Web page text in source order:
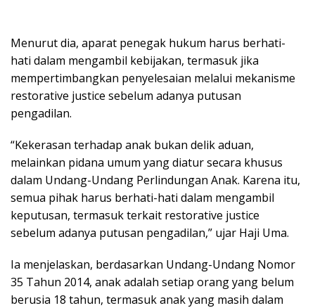
Menurut dia, aparat penegak hukum harus berhati-
hati dalam mengambil kebijakan, termasuk jika
mempertimbangkan penyelesaian melalui mekanisme
restorative justice sebelum adanya putusan
pengadilan.
“Kekerasan terhadap anak bukan delik aduan,
melainkan pidana umum yang diatur secara khusus
dalam Undang-Undang Perlindungan Anak. Karena itu,
semua pihak harus berhati-hati dalam mengambil
keputusan, termasuk terkait restorative justice
sebelum adanya putusan pengadilan,” ujar Haji Uma.
Ia menjelaskan, berdasarkan Undang-Undang Nomor
35 Tahun 2014, anak adalah setiap orang yang belum
berusia 18 tahun, termasuk anak yang masih dalam